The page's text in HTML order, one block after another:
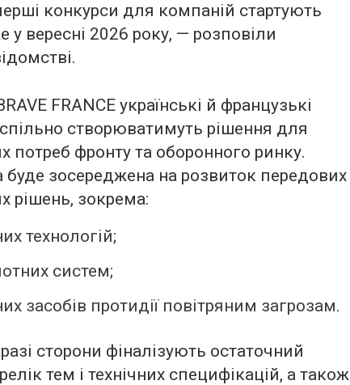
конкурси для компаній стартують
у вересні 2026 року, — розповіли
FRANCE українські й французькі
спільно створюватимуть рішення для
потреб фронту та оборонного ринку.
буде зосереджена на розвиток передових
рішень, зокрема:
технологій;
систем;
засобів протидії повітряним загрозам.
сторони фіналізують остаточний
тем і технічних специфікацій, а також